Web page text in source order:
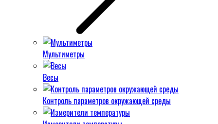
Мультиметры
Весы
Контроль параметров окружающей среды